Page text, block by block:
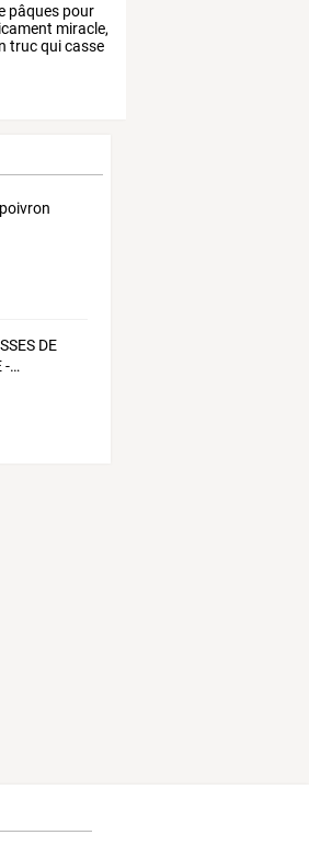
pâques pour
miracle,
trucquicasse
DE
-…